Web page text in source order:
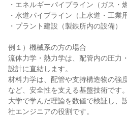
・エネルギーパイプライン（ガス・
・水道パイプライン（上水道・工業
・プラント建設（製鉄所内の設備）
例１）機械系の方の場合
流体力学・熱力学は、配管内の圧力
設計に直結します。
材料力学は、配管や支持構造物の強
など、安全性を支える基盤技術です。
大学で学んだ理論を数値で検証し、
社エンジニアの役割です。